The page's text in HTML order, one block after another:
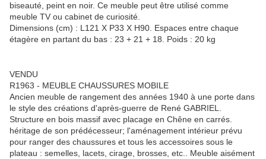
biseauté, peint en noir. Ce meuble peut être utilisé comme
meuble TV ou cabinet de curiosité.
Dimensions (cm) : L121 X P33 X H90. Espaces entre chaque
étagère en partant du bas : 23 + 21 + 18. Poids : 20 kg
VENDU
R1963 - MEUBLE CHAUSSURES MOBILE
Ancien meuble de rangement des années 1940 à une porte dans
le style des créations d'après-guerre de René GABRIEL.
Structure en bois massif avec placage en Chêne en carrés.
héritage de son prédécesseur; l'aménagement intérieur prévu
pour ranger des chaussures et tous les accessoires sous le
plateau : semelles, lacets, cirage, brosses, etc.. Meuble aisément